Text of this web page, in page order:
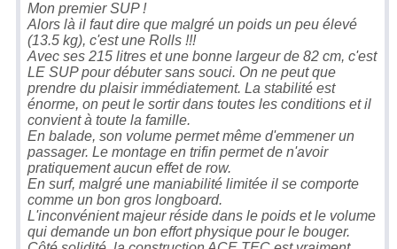
Mon premier SUP !
Alors là il faut dire que malgré un poids un peu élevé
(13.5 kg), c'est une Rolls !!!
Avec ses 215 litres et une bonne largeur de 82 cm, c'est
LE SUP pour débuter sans souci. On ne peut que
prendre du plaisir immédiatement. La stabilité est
énorme, on peut le sortir dans toutes les conditions et il
convient à toute la famille.
En balade, son volume permet même d'emmener un
passager. Le montage en trifin permet de n'avoir
pratiquement aucun effet de row.
En surf, malgré une maniabilité limitée il se comporte
comme un bon gros longboard.
L'inconvénient majeur réside dans le poids et le volume
qui demande un bon effort physique pour le bouger.